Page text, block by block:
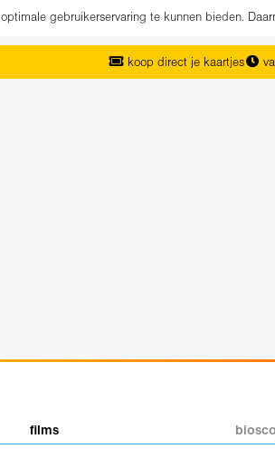
gebruikerservaring te kunnen bieden.
koop direct je kaartjes
films